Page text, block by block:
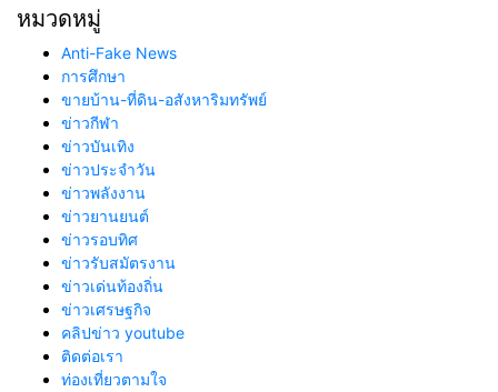
หมวดหมู่
Anti-Fake News
การศึกษา
ขายบ้าน-ที่ดิน-อสังหาริมทรัพย์
ข่าวกีฬา
ข่าวบันเทิง
ข่าวประจำวัน
ข่าวพลังงาน
ข่าวยานยนต์
ข่าวรอบทิศ
ข่าวรับสมัตรงาน
ข่าวเด่นท้องถิ่น
ข่าวเศรษฐกิจ
คลิปข่าว youtube
ติดต่อเรา
ท่องเที่ยวตามใจ